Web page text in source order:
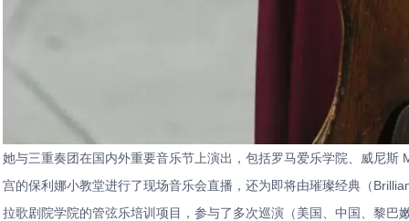
她与三重奏团在国内外重要音乐节上演出，包括罗马爱乐学院、威尼
宫的保利娜小教堂进行了现场音乐会直播，还为即将由璀璨经典（
拉歌剧院学院的管弦乐培训项目，参与了多次巡演（美国、中国、黎巴